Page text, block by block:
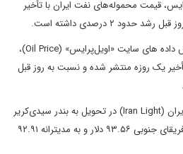
قیمت محموله‌های نفت ایران با تأخیر
۲ درصدی داشته است.
به گزارش خبرگزاری مهر و بر اساس داده های سایت «اویل‌پرایس» (Oil Price)،
یک روزه منتشر شده و نسبت به روز قبل
بر اساس این داده‌ها، نفت سبک ایران (Iran Light) در تحویل به بندر سیدی‌کریر
۹۴.۸۱ دلار، به شمال غرب اروپا و آفریقای جنوبی ۹۳.۵۶ دلار و به مدیترانه ۹۲.۹۱